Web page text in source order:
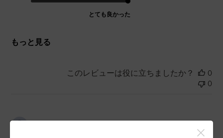
とても良かった
もっと見る
このレビューは役に立ちましたか？
0
0
公
2024-10-23